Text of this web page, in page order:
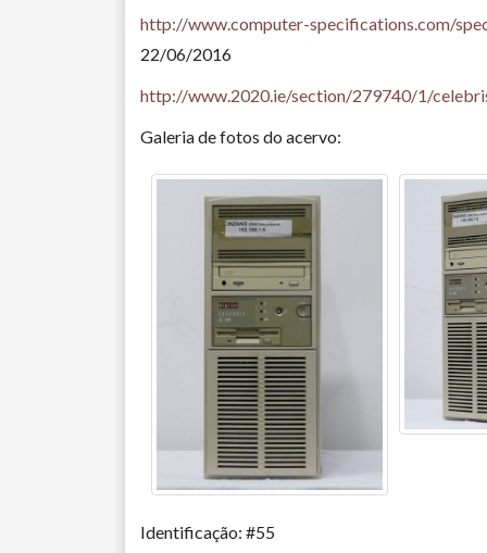
http://www.computer-specifications.com/
22/06/2016
http://www.2020.ie/section/279740/1/
Galeria de fotos do acervo:
Identificação: #55